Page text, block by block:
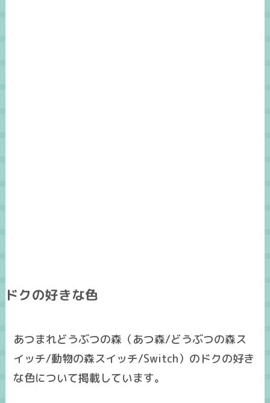
ドクの好きな色
あつまれどうぶつの森（あつ森/どうぶつの森ス
イッチ/動物の森スイッチ/Switch）のドクの好き
な色について掲載しています。